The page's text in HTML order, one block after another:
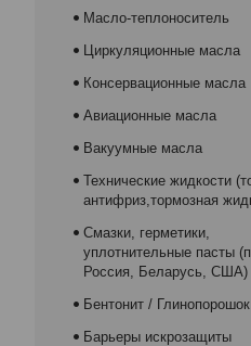
Масло-теплоноситель
Циркуляционные масла
Консервационные масла
Авиационные масла
Вакуумные масла
Технические жидкости
антифриз,тормозная
Смазки, герметики,
уплотнительные пасты
Россия, Беларусь, США)
Бентонит / Глинопорошок
Барьеры искрозащиты